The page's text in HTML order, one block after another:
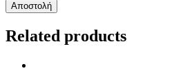
Related products